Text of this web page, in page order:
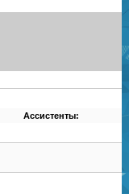
Ассистенты: